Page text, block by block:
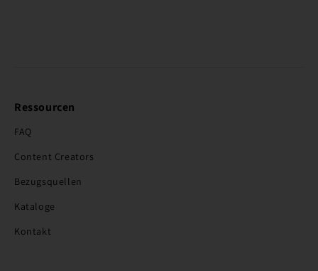
Ressourcen
FAQ
Content Creators
Bezugsquellen
Kataloge
Kontakt